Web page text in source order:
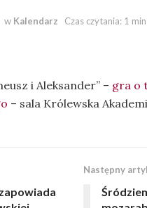
w Kalendarz Czas czytania: 1 min
i Aleksander” – gra o
– sala Królewska
Następny